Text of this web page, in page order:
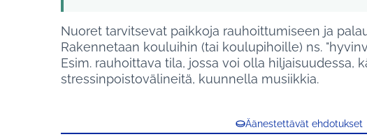
Nuoret tarvitsevat paikkoja rauhoittumiseen ja
Rakennetaan kouluihin (tai koulupihoille) ns.
Esim. rauhoittava tila, jossa voi olla hiljaisuudessa,
stressinpoistovälineitä, kuunnella musiikkia.
Äänestettävät ehdotukset